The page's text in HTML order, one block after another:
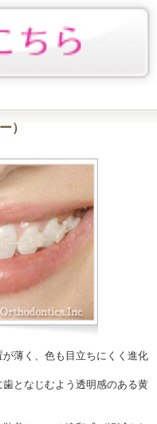
）
薄く、色も目立ちにくく進化
となじむよう透明感のある黄